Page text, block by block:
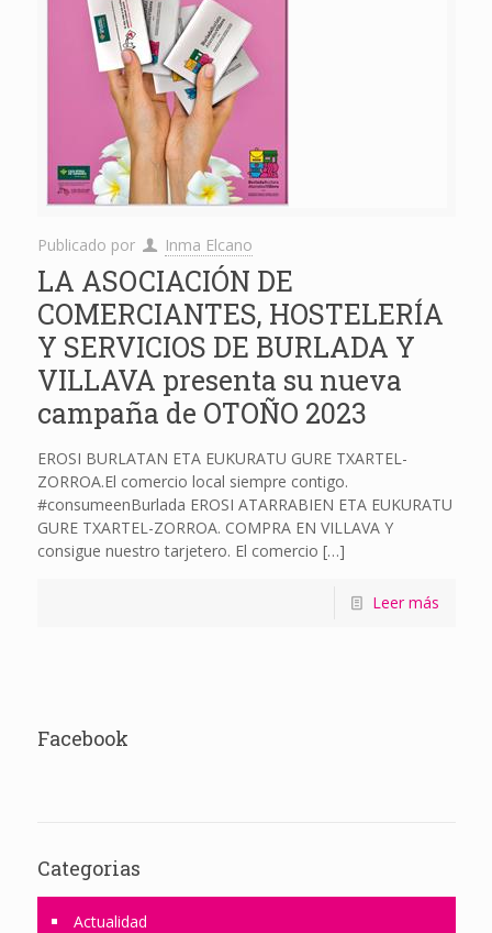
Publicado por Inma Elcano
LA ASOCIACIÓN DE
COMERCIANTES, HOSTELERÍA
Y SERVICIOS DE BURLADA Y
VILLAVA presenta su nueva
campaña de OTOÑO 2023
EROSI BURLATAN ETA EUKURATU GURE TXARTEL-
ZORROA.El comercio local siempre contigo.
#consumeenBurlada EROSI ATARRABIEN ETA EUKURATU
GURE TXARTEL-ZORROA. COMPRA EN VILLAVA Y
consigue nuestro tarjetero. El comercio […]
Leer más
Facebook
Categorias
Actualidad